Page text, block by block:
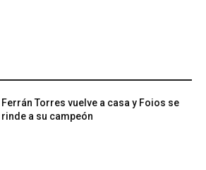
Ferrán Torres vuelve a casa y Foios se
rinde a su campeón